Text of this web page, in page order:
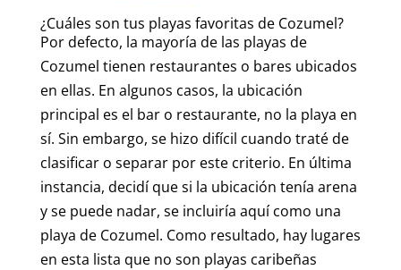
¿Cuáles son tus playas favoritas de Cozumel?
Por defecto, la mayoría de las playas de
Cozumel tienen restaurantes o bares ubicados
en ellas. En algunos casos, la ubicación
principal es el bar o restaurante, no la playa en
sí. Sin embargo, se hizo difícil cuando traté de
clasificar o separar por este criterio. En última
instancia, decidí que si la ubicación tenía arena
y se puede nadar, se incluiría aquí como una
playa de Cozumel. Como resultado, hay lugares
en esta lista que no son playas caribeñas